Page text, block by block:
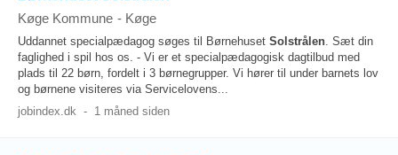
Køge Kommune - Køge
Uddannet specialpædagog søges til Børnehuset Solstrålen. Sæt din
faglighed i spil hos os. - Vi er et specialpædagogisk dagtilbud med
plads til 22 børn, fordelt i 3 børnegrupper. Vi hører til under barnets lov
og børnene visiteres via Servicelovens...
jobindex.dk - 1 måned siden